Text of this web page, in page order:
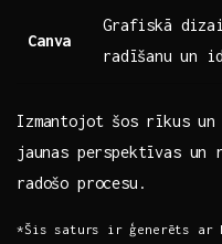
Canva
Grafiskā
radīšanu ⁤un
Izmantojot⁢ šos rīkus un
⁢jaunas perspektīvas un‌
radošo procesu.
*Šis‌ saturs ir ⁤ģenerēts⁢ ar